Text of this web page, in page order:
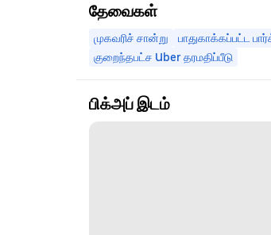
தேவைகள்
முகவரிச் சான்று பாதுகாக்கப்பட்ட
குறைந்தபட்ச Uber தரமதிப்பீடு
பிக்அப் இடம்